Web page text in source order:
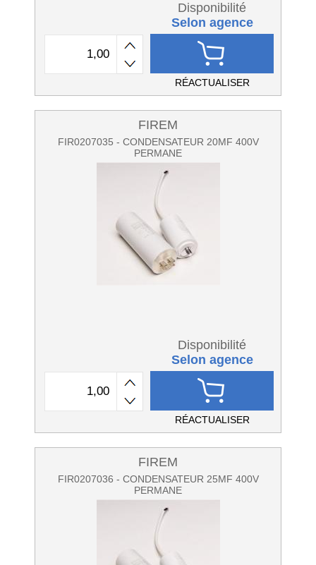
Disponibilité
Selon agence
RÉACTUALISER
FIREM
FIR0207035 - CONDENSATEUR 20MF 400V
PERMANE
Disponibilité
Selon agence
RÉACTUALISER
FIREM
FIR0207036 - CONDENSATEUR 25MF 400V
PERMANE